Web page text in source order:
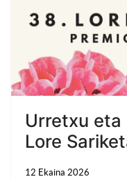
Urretxu eta
Lore
12 Ekaina 2026